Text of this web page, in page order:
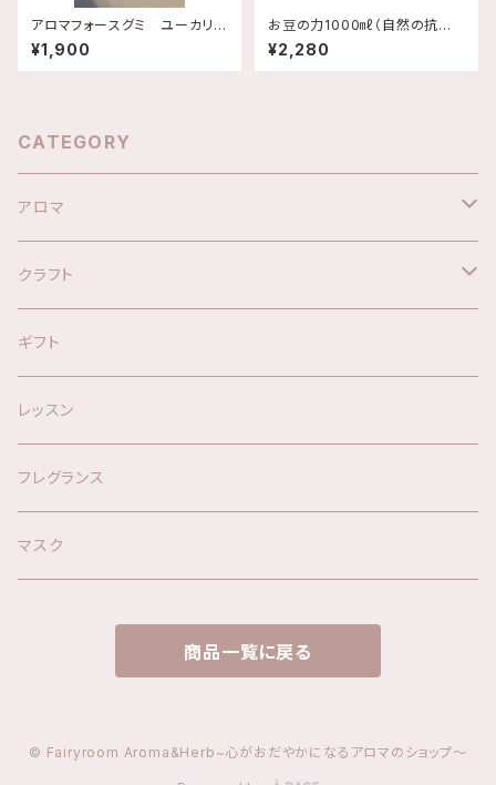
アロマフォースグミ ユーカリミ
ント 緑缶
¥1,900
お豆の力1000㎖（自然の抗菌・
消臭剤）
¥2,280
CATEGORY
アロマ
オリジナルブレンド精油
オリジナルスプレー
ハーブウォーター
アロマグッズ
クラフト
キット
材料
ギフト
レッスン
フレグランス
マスク
商品一覧に戻る
© Fairyroom Aroma&Herb~心がおだやかになるアロマのショップ〜